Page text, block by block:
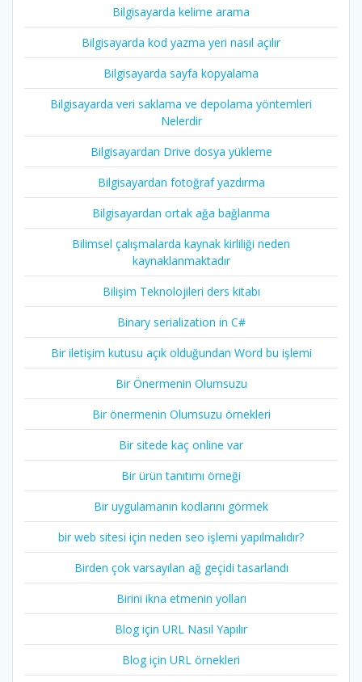
Bilgisayarda kelime arama
Bilgisayarda kod yazma yeri nasıl açılır
Bilgisayarda sayfa kopyalama
Bilgisayarda veri saklama ve depolama yöntemleri
Nelerdir
Bilgisayardan Drive dosya yükleme
Bilgisayardan fotoğraf yazdırma
Bilgisayardan ortak ağa bağlanma
Bilimsel çalışmalarda kaynak kirliliği neden
kaynaklanmaktadır
Bilişim Teknolojileri ders kitabı
Binary serialization in C#
Bir iletişim kutusu açık olduğundan Word bu işlemi
Bir Önermenin Olumsuzu
Bir önermenin Olumsuzu örnekleri
Bir sitede kaç online var
Bir ürün tanıtımı örneği
Bir uygulamanın kodlarını görmek
bir web sitesi için neden seo işlemi yapılmalıdır?
Birden çok varsayılan ağ geçidi tasarlandı
Birini ikna etmenin yolları
Blog için URL Nasıl Yapılır
Blog için URL örnekleri